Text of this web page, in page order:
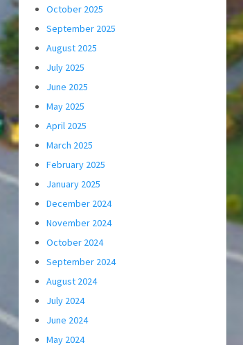
October 2025
September 2025
August 2025
July 2025
June 2025
May 2025
April 2025
March 2025
February 2025
January 2025
December 2024
November 2024
October 2024
September 2024
August 2024
July 2024
June 2024
May 2024